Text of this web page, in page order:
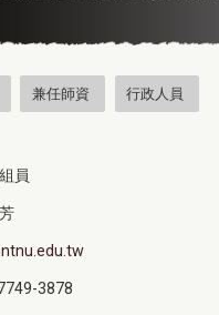
兼任師資 行政人員
員
3878